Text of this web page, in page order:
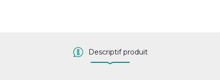
Descriptif produit